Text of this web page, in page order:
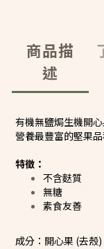
商品描
述
有機無鹽焗生機開
營養最豐富的堅果品
特徵：
不含麩質
無糖
素食友善
成分：開心果 (去殼)